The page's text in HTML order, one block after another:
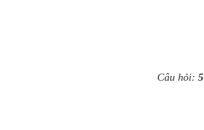
Câu hỏi: